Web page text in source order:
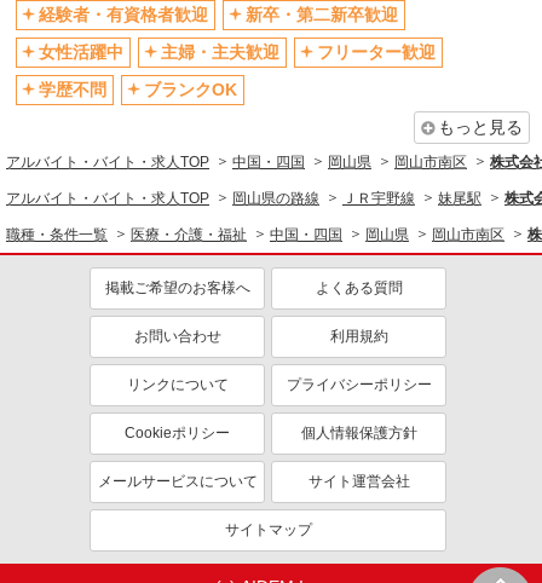
経験者・有資格者歓迎
新卒・第二新卒歓迎
女性活躍中
主婦・主夫歓迎
フリーター歓迎
学歴不問
ブランクOK
もっと見る
アルバイト・バイト・求人TOP 中国・四国 岡山県 岡山市南区 株式会
アルバイト・バイト・求人TOP 岡山県の路線 ＪＲ宇野線 妹尾駅 株式
職種・条件一覧 医療・介護・福祉 中国・四国 岡山県 岡山市南区
掲載ご希望のお客様へ よくある質問
お問い合わせ 利用規約
リンクについて プライバシーポリシー
Cookieポリシー 個人情報保護方針
メールサービスについて サイト運営会社
サイトマップ